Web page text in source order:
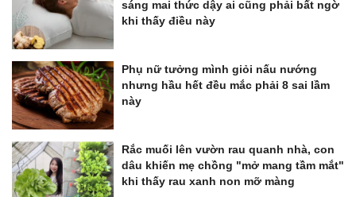
sáng mai thức dậy ai cũng phải bất ngờ
khi thấy điều này
Phụ nữ tưởng mình giỏi nấu nướng
nhưng hầu hết đều mắc phải 8 sai lầm
này
Rắc muối lên vườn rau quanh nhà, con
dâu khiến mẹ chồng "mở mang tầm mắt"
khi thấy rau xanh non mỡ màng